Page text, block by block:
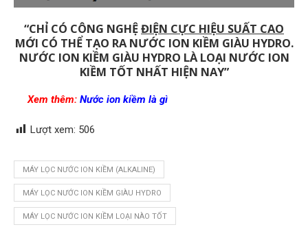
“CHỈ CÓ CÔNG NGHỆĐIỆN CỰC HIỆU SUẤT CAO
MỚI CÓ THỂ TẠO RA NƯỚC ION KIỀM GIÀU HYDRO.
NƯỚC ION KIỀM GIÀU HYDRO LÀ LOẠI NƯỚC ION
KIỀM TỐT NHẤT HIỆN NAY”
Xem thêm: Nước ion kiềm là gì
Lượt xem: 506
MÁY LỌC NƯỚC ION KIỀM (ALKALINE)
MÁY LỌC NƯỚC ION KIỀM GIÀU HYDRO
MÁY LỌC NƯỚC ION KIỀM LOẠI NÀO TỐT